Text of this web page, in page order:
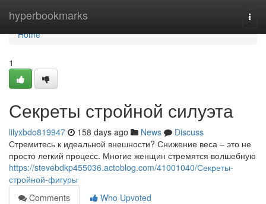
hyperbookmarks
Home
Home
1
Секреты стройной силуэта
lilyxbdo819947 158 days ago News
Discuss
Стремитесь к идеальной внешности? Снижение веса – это не
просто легкий процесс. Многие женщин стремятся волшебную
https://stevebdkp455036.actoblog.com/41001040/Секреты-
стройной-фигуры
Comments
Who Upvoted